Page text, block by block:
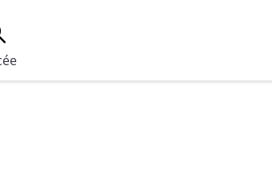
à des fins de statistiques d'audience, ainsi